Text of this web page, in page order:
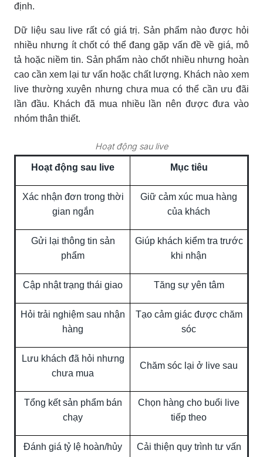
định.
Dữ liệu sau live rất có giá trị. Sản phẩm nào được hỏi
nhiều nhưng ít chốt có thể đang gặp vấn đề về giá, mô
tả hoặc niềm tin. Sản phẩm nào chốt nhiều nhưng hoàn
cao cần xem lại tư vấn hoặc chất lượng. Khách nào xem
live thường xuyên nhưng chưa mua có thể cần ưu đãi
lần đầu. Khách đã mua nhiều lần nên được đưa vào
nhóm thân thiết.
Hoạt động sau live
Hoạt động sau live Mục tiêu
Xác nhận đơn trong thời
gian ngắn
Giữ cảm xúc mua hàng
của khách
Gửi lại thông tin sản
phẩm
Giúp khách kiểm tra trước
khi nhận
Cập nhật trạng thái giao Tăng sự yên tâm
Hỏi trải nghiệm sau nhận
hàng
Tạo cảm giác được chăm
sóc
Lưu khách đã hỏi nhưng
chưa mua
Chăm sóc lại ở live sau
Tổng kết sản phẩm bán
chạy
Chọn hàng cho buổi live
tiếp theo
Đánh giá tỷ lệ hoàn/hủy Cải thiện quy trình tư vấn